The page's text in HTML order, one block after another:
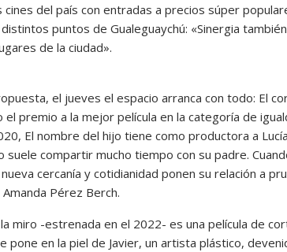
del país con entradas a precios súper
puntos de Gualeguaychú: «Sinergia
de la ciudad».
el jueves el espacio arranca con todo: El
premio a la mejor película en la categoría de
El nombre del hijo tiene como productora a
suele compartir mucho tiempo con su padre.
cercanía y cotidianidad ponen su relación a
Pérez Berch.
miro -estrenada en el 2022- es una película de
pone en la piel de Javier, un artista plástico,